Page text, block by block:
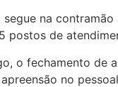
na
postos de
o fechamento
no